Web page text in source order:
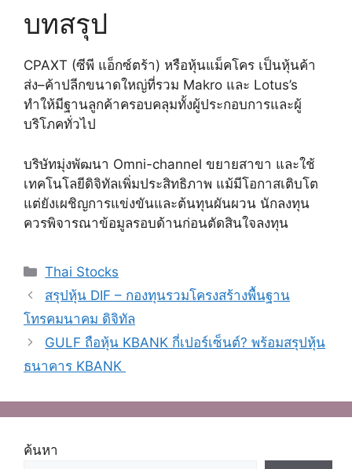
บทสรุป
CPAXT (ซีพี แอ็กซ์ตร้า) หรือหุ้นแม็คโคร เป็นหุ้นค้า
ส่ง–ค้าปลีกขนาดใหญ่ที่รวม Makro และ Lotus’s
ทำให้มีฐานลูกค้าครอบคลุมทั้งผู้ประกอบการและผู้
บริโภคทั่วไป
บริษัทมุ่งพัฒนา Omni-channel ขยายสาขา และใช้
เทคโนโลยีดิจิทัลเพิ่มประสิทธิภาพ แม้มีโอกาสเติบโต
แต่ยังเผชิญการแข่งขันและต้นทุนผันผวน นักลงทุน
ควรพิจารณาข้อมูลรอบด้านก่อนตัดสินใจลงทุน
Categories
Thai Stocks
สรุปหุ้น DIF – กองทุนรวมโครงสร้างพื้นฐาน
โทรคมนาคม ดิจิทัล
GULF ถือหุ้น KBANK กี่เปอร์เซ็นต์? พร้อมสรุปหุ้น
ธนาคาร KBANK
ค้นหา